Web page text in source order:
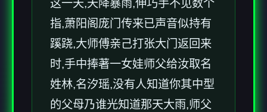
这一天,天降暴雨,伸巧手不见数个
指,萧阳阁庞门传来已声音似持有
蹊跷,大师傅亲己打张大门返回来
时,手中捧著一女娃师父给汝取名
姓林,名汐瑶,没有人知道你其中型
的父母乃谁光知道那天大雨,师父